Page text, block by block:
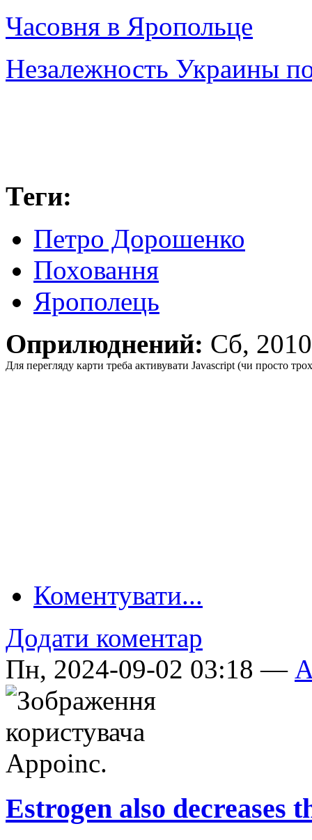
Часовня в Яропольце
Незалежность Украины
Теги:
Петро Дорошенко
Поховання
Ярополець
Оприлюднений: Сб,
Для перегляду карти треба активувати Javascript (чи просто
Коментувати...
Додати коментар
Пн, 2024-09-02 03:18 —
Estrogen also decreases